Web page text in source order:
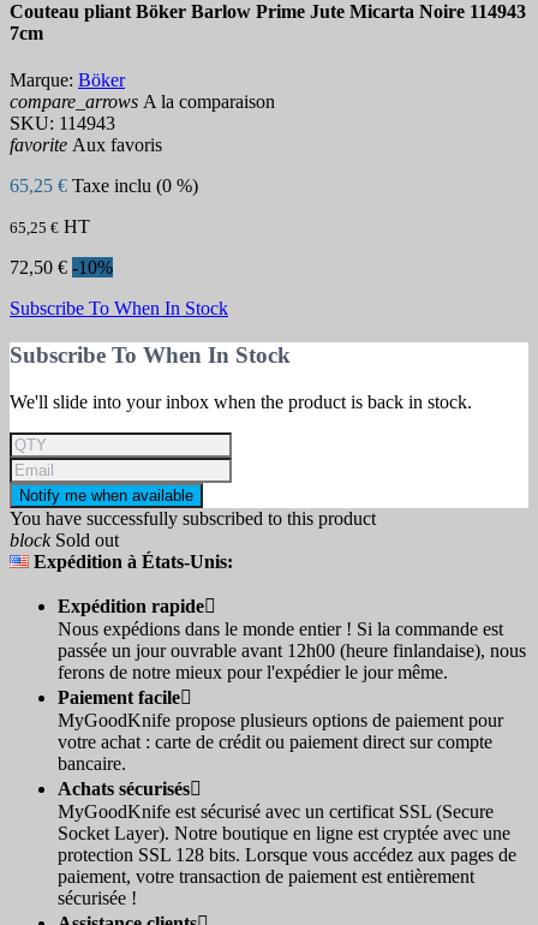
Couteau pliant Böker Barlow Prime Jute Micarta Noire 114943
7cm
Marque: Böker
compare_arrows A la comparaison
SKU: 114943
favorite Aux favoris
65,25 € Taxe inclu (0 %)
65,25 € HT
72,50 € -10%
Subscribe To When In Stock
Subscribe To When In Stock
We'll slide into your inbox when the product is back in stock.
Notify me when available
You have successfully subscribed to this product
blockSold out
Expédition à États-Unis:
Expédition rapide
Nous expédions dans le monde entier ! Si la commande est
passée un jour ouvrable avant 12h00 (heure finlandaise), nous
ferons de notre mieux pour l'expédier le jour même.
Paiement facile
MyGoodKnife propose plusieurs options de paiement pour
votre achat : carte de crédit ou paiement direct sur compte
bancaire.
Achats sécurisés
MyGoodKnife est sécurisé avec un certificat SSL (Secure
Socket Layer). Notre boutique en ligne est cryptée avec une
protection SSL 128 bits. Lorsque vous accédez aux pages de
paiement, votre transaction de paiement est entièrement
sécurisée !